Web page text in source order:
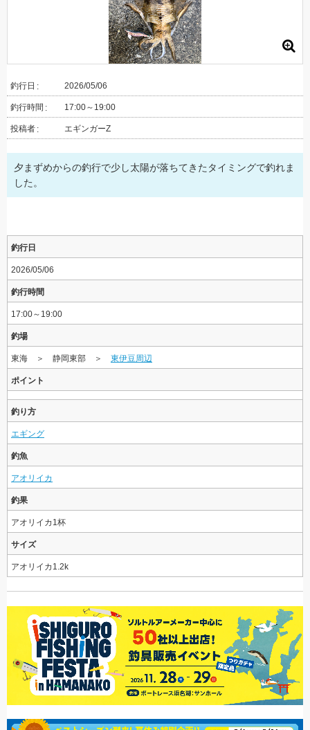
釣行日 2026/05/06
釣行時間 17:00～19:00
投稿者 エギンガーZ
夕まずめからの釣行で少し太陽が落ちてきたタイミングで釣れま
した。
釣行日
2026/05/06
釣行時間
17:00～19:00
釣場
東海 ＞ 静岡東部 ＞ 東伊豆周辺
ポイント
釣り方
エギング
釣魚
アオリイカ
釣果
アオリイカ1杯
サイズ
アオリイカ1.2k